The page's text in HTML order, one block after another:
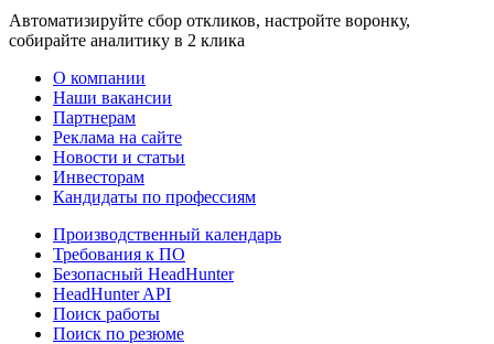
Автоматизируйте сбор откликов, настройте воронку,
собирайте аналитику в 2 клика
О компании
Наши вакансии
Партнерам
Реклама на сайте
Новости и статьи
Инвесторам
Кандидаты по профессиям
Производственный календарь
Требования к ПО
Безопасный HeadHunter
HeadHunter API
Поиск работы
Поиск по резюме